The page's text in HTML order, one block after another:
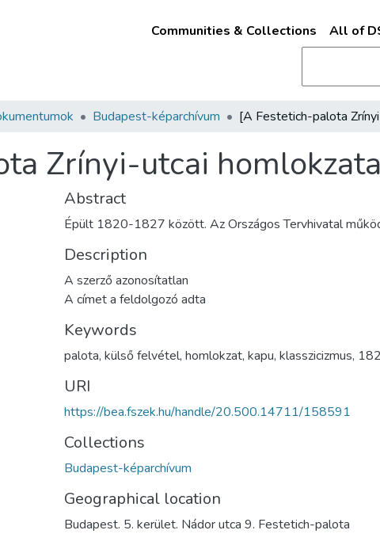
Communities & Collections All of
Budapest-képarchívum
Zrínyi-utcai
Abstract
Épült 1820-1827 között. Az Országos Tervhivatal
Description
A szerző azonosítatlan
A címet a feldolgozó adta
Keywords
palota, külső felvétel, homlokzat, kapu, klasszicizmus,
URI
https://bea.fszek.hu/handle/20.500.14711/158591
Collections
Budapest-képarchívum
Geographical location
Budapest. 5. kerület. Nádor utca 9. Festetich-palota